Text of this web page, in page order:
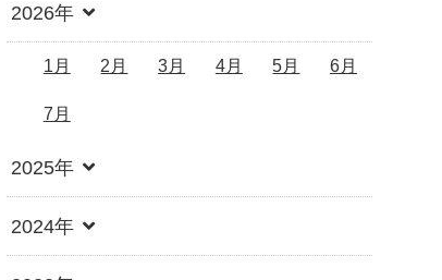
2026年
1月 2月 3月 4月 5月 6月
7月
2025年
2024年